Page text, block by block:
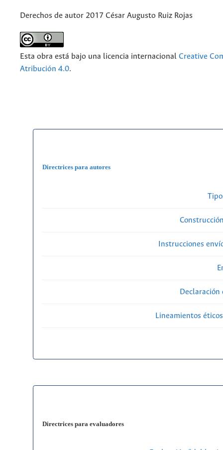
Derechos de autor 2017 César Augusto Ruiz Rojas
Esta obra está bajo una licencia internacional Creative
Atribución 4.0.
Directrices para autores
Instrucciones
Lineamientos
Directrices para evaluadores